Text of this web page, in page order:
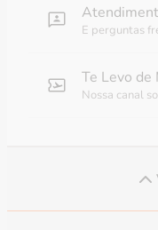
E perguntas
Te Levo de
Nossa canal